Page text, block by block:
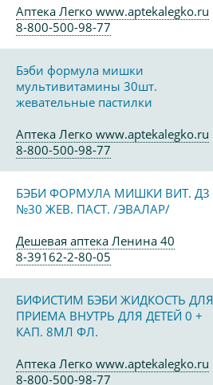
Аптека Легко www.aptekalegko.ru
8-800-500-98-77
Бэби формула мишки
мультивитамины 30шт.
жевательные пастилки
Аптека Легко www.aptekalegko.ru
8-800-500-98-77
БЭБИ ФОРМУЛА МИШКИ ВИТ. Д3
№30 ЖЕВ. ПАСТ. /ЭВАЛАР/
Дешевая аптека Ленина 40
8-39162-2-80-05
БИФИСТИМ БЭБИ ЖИДКОСТЬ ДЛЯ
ПРИЕМА ВНУТРЬ ДЛЯ ДЕТЕЙ 0 +
КАП. 8МЛ ФЛ.
Аптека Легко www.aptekalegko.ru
8-800-500-98-77